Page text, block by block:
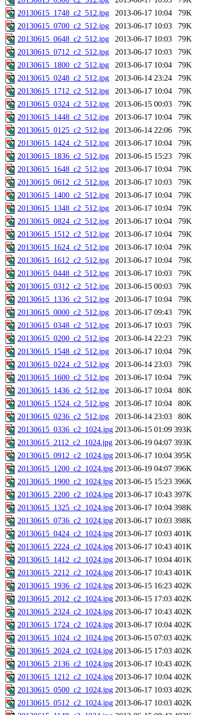
20130615_1748_c2_512.jpg
2013-06-17 10:04
79K
20130615_0700_c2_512.jpg
2013-06-17 10:03
79K
20130615_0648_c2_512.jpg
2013-06-17 10:03
79K
20130615_0712_c2_512.jpg
2013-06-17 10:03
79K
20130615_1800_c2_512.jpg
2013-06-17 10:04
79K
20130615_0248_c2_512.jpg
2013-06-14 23:24
79K
20130615_1712_c2_512.jpg
2013-06-17 10:04
79K
20130615_0324_c2_512.jpg
2013-06-15 00:03
79K
20130615_1448_c2_512.jpg
2013-06-17 10:04
79K
20130615_0125_c2_512.jpg
2013-06-14 22:06
79K
20130615_1424_c2_512.jpg
2013-06-17 10:04
79K
20130615_1836_c2_512.jpg
2013-06-15 15:23
79K
20130615_1648_c2_512.jpg
2013-06-17 10:04
79K
20130615_0612_c2_512.jpg
2013-06-17 10:03
79K
20130615_1400_c2_512.jpg
2013-06-17 10:04
79K
20130615_1348_c2_512.jpg
2013-06-17 10:04
79K
20130615_0824_c2_512.jpg
2013-06-17 10:04
79K
20130615_1512_c2_512.jpg
2013-06-17 10:04
79K
20130615_1624_c2_512.jpg
2013-06-17 10:04
79K
20130615_1612_c2_512.jpg
2013-06-17 10:04
79K
20130615_0448_c2_512.jpg
2013-06-17 10:03
79K
20130615_0312_c2_512.jpg
2013-06-15 00:03
79K
20130615_1336_c2_512.jpg
2013-06-17 10:04
79K
20130615_0000_c2_512.jpg
2013-06-17 09:43
79K
20130615_0348_c2_512.jpg
2013-06-17 10:03
79K
20130615_0200_c2_512.jpg
2013-06-14 22:23
79K
20130615_1548_c2_512.jpg
2013-06-17 10:04
79K
20130615_0224_c2_512.jpg
2013-06-14 23:03
79K
20130615_1600_c2_512.jpg
2013-06-17 10:04
79K
20130615_1436_c2_512.jpg
2013-06-17 10:04
80K
20130615_1524_c2_512.jpg
2013-06-17 10:04
80K
20130615_0236_c2_512.jpg
2013-06-14 23:03
80K
20130615_0336_c2_1024.jpg 2013-06-15 01:09 393K
20130615_2112_c2_1024.jpg 2013-06-19 04:07 393K
20130615_0912_c2_1024.jpg 2013-06-17 10:04 395K
20130615_1200_c2_1024.jpg 2013-06-19 04:07 396K
20130615_1900_c2_1024.jpg 2013-06-15 15:23 396K
20130615_2200_c2_1024.jpg 2013-06-17 10:43 397K
20130615_1325_c2_1024.jpg 2013-06-17 10:04 398K
20130615_0736_c2_1024.jpg 2013-06-17 10:03 398K
20130615_0424_c2_1024.jpg 2013-06-17 10:03 401K
20130615_2224_c2_1024.jpg 2013-06-17 10:43 401K
20130615_1412_c2_1024.jpg 2013-06-17 10:04 401K
20130615_2212_c2_1024.jpg 2013-06-17 10:43 401K
20130615_1936_c2_1024.jpg 2013-06-15 16:23 402K
20130615_2012_c2_1024.jpg 2013-06-15 17:03 402K
20130615_2324_c2_1024.jpg 2013-06-17 10:43 402K
20130615_1724_c2_1024.jpg 2013-06-17 10:04 402K
20130615_1024_c2_1024.jpg 2013-06-15 07:03 402K
20130615_2024_c2_1024.jpg 2013-06-15 17:03 402K
20130615_2136_c2_1024.jpg 2013-06-17 10:43 402K
20130615_1212_c2_1024.jpg 2013-06-17 10:04 402K
20130615_0500_c2_1024.jpg 2013-06-17 10:03 402K
20130615_0512_c2_1024.jpg 2013-06-17 10:03 402K